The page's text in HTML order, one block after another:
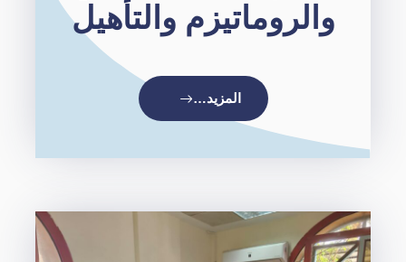
والروماتيزم والتأهيل
المزيد…